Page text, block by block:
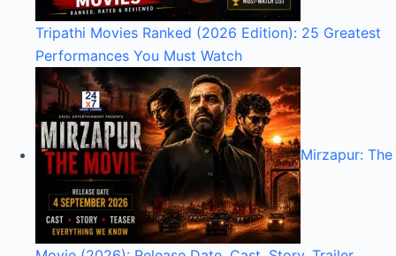
Tripathi Movies Ranked (2026 Edition): 25 Greatest
Performances You Must Watch
Mirzapur: The